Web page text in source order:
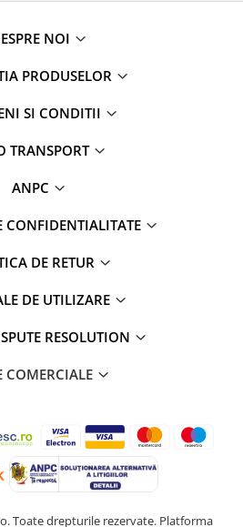
NOI
PRODUSELOR
SI CONDITII
TRANSPORT
ANPC
CONFIDENTIALITATE
DE RETUR
DE UTILIZARE
RESOLUTION
COMERCIALE
Toate drepturile rezervate. Platforma